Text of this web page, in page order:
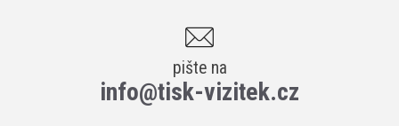
pište na
info@tisk-vizitek.cz